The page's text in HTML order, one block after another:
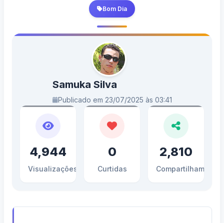
Bom Dia
Samuka Silva
Publicado em 23/07/2025 às 03:41
4,944
Visualizações
0
Curtidas
2,810
Compartilhamentos